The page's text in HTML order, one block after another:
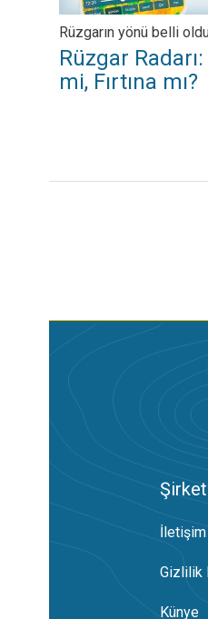
Rüzgarın yönü belli
Rüzgar
mi, Fırtına mı?
Şirket
İletişim
Gizlilik
Künye